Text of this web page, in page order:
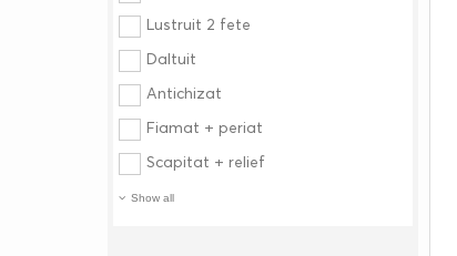
Lustruit 2 fete
Daltuit
Antichizat
Fiamat + periat
Scapitat + relief
Show all